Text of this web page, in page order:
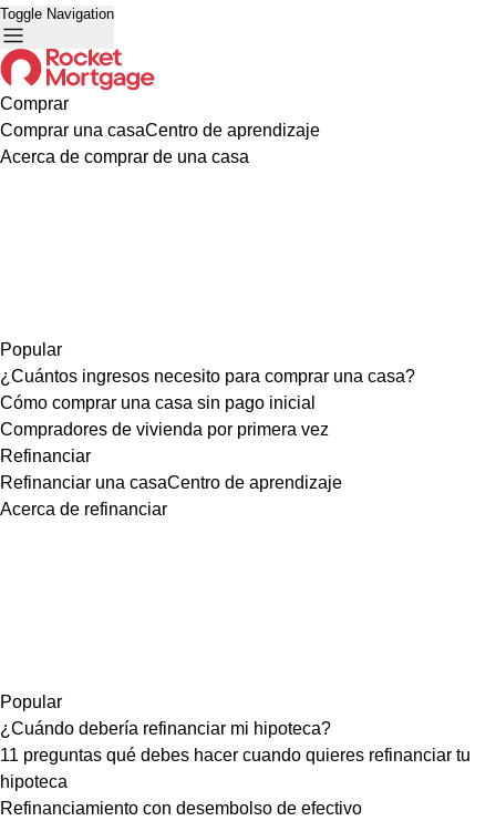
Toggle Navigation
Comprar
Comprar una casaCentro de aprendizaje
Acerca de comprar de una casa
Popular
¿Cuántos ingresos necesito para comprar una casa?
Cómo comprar una casa sin pago inicial
Compradores de vivienda por primera vez
Refinanciar
Refinanciar una casaCentro de aprendizaje
Acerca de refinanciar
Popular
¿Cuándo debería refinanciar mi hipoteca?
11 preguntas qué debes hacer cuando quieres refinanciar tu
hipoteca
Refinanciamiento con desembolso de efectivo